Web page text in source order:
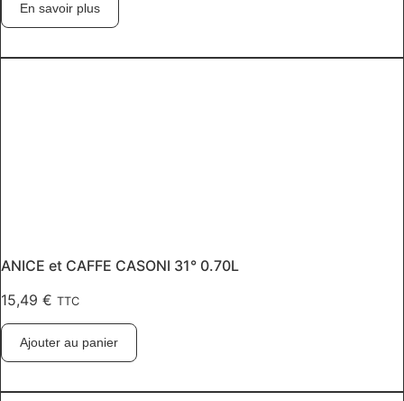
En savoir plus
ANICE et CAFFE CASONI 31° 0.70L
15,49 € TTC
Ajouter au panier